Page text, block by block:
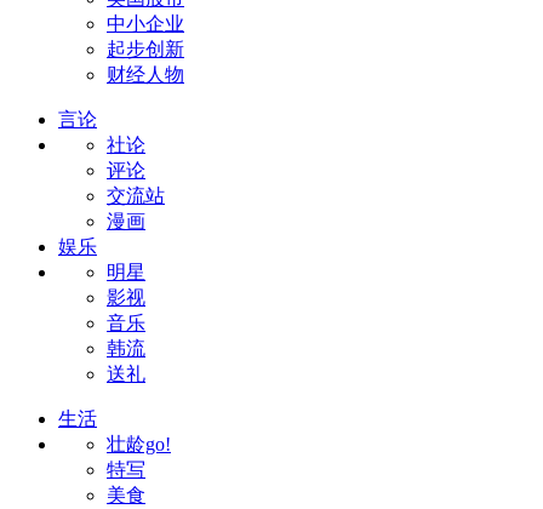
中小企业
起步创新
财经人物
言论
社论
评论
交流站
漫画
娱乐
明星
影视
音乐
韩流
送礼
生活
壮龄go!
特写
美食